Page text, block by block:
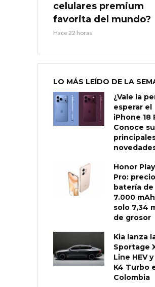
celulares premium
favorita del mundo?
Hace 22 horas
LO MÁS LEÍDO DE LA
¿Vale la
esperar el
iPhone 18
Conoce
Honor Play
Pro:
batería de
7.000
solo 7,34
de grosor
Kia lanza
Sportage
Line HEV
K4 Turbo
Colombia